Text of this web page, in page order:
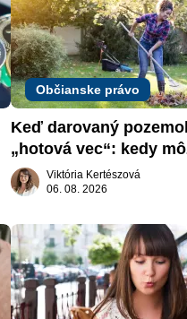
Občianske právo
Keď darovaný
„hotová vec“: kedy
žiadať dar späť
Viktória Kertészová
06. 08. 2026